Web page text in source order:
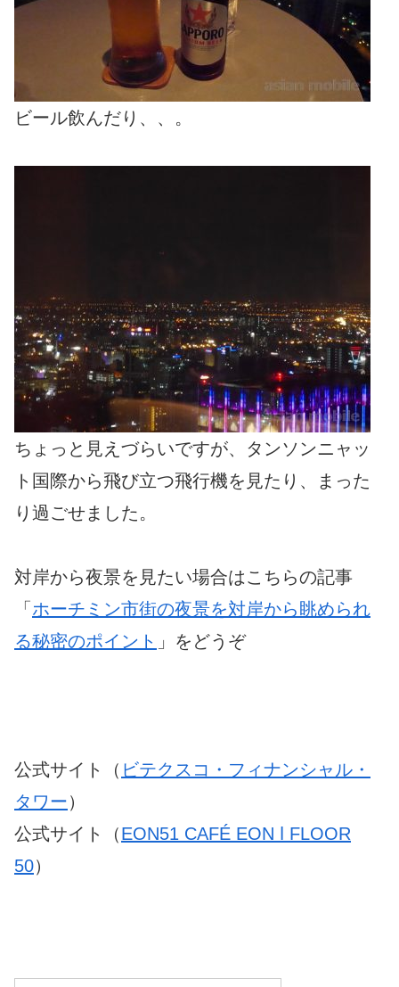
ビール飲んだり、、。
ちょっと見えづらいですが、タンソンニャッ
ト国際から飛び立つ飛行機を見たり、まった
り過ごせました。
対岸から夜景を見たい場合はこちらの記事
「 ホーチミン市街の夜景を対岸から眺められ
る秘密のポイント 」をどうぞ
公式サイト（ ビテクスコ・フィナンシャル・
タワー）
公式サイト（EON51 CAFÉ EON ǀ FLOOR
50）